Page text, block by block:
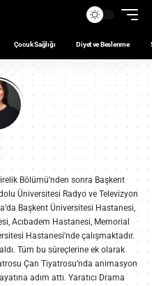
Çocuk Sağlığı Diyet ve Beslenme
Bölümü’nden sonra Başkent
Üniversitesi Radyo ve Televizyon
Başkent Üniversitesi Hastanesi,
Acıbadem Hastanesi, Memorial
Hastanesi'nde çalışmaktadır.
Tüm bu süreçlerine ek olarak
Çan Tiyatrosu’nda animasyon
adım attı. Yaratıcı Drama